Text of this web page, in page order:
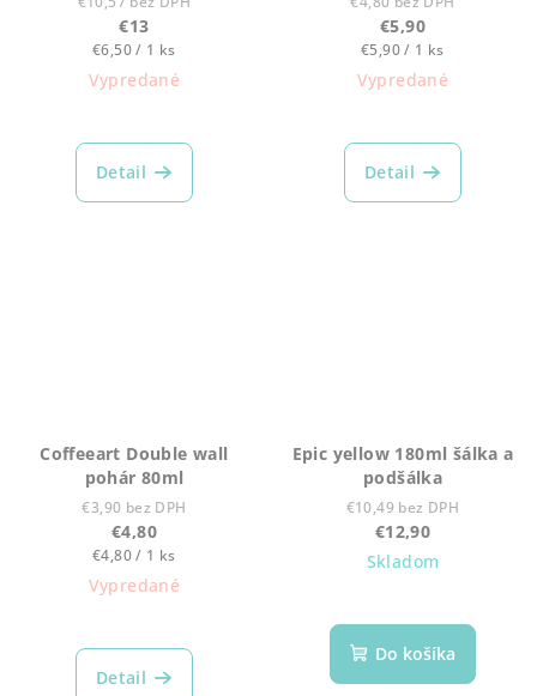
€13
Jednotková
cena:
€6,50 / 1 ks
Vypredané
hodnotenie
produktu
Detail
€5,90
Jednotková
cena:
€5,90 / 1 ks
Vypredané
Detail
Coffeeart Double wall
pohár 80ml
€3,90 bez DPH
€4,80
Jednotková
cena:
€4,80 / 1 ks
Vypredané
Detail
Epic yellow 180ml šálka a
podšálka
€10,49 bez DPH
€12,90
Skladom
hodnotenie
produktu
Do košíka